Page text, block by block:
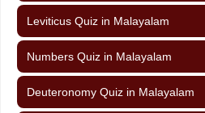
Leviticus Quiz in Malayalam
Numbers Quiz in Malayalam
Deuteronomy Quiz in Malayalam